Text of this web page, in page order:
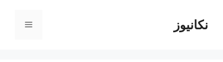
محتوانکانیوز فهرست